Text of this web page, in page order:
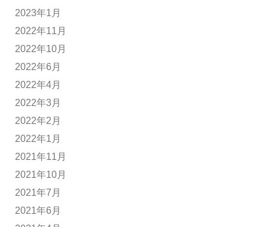
2023年1月
2022年11月
2022年10月
2022年6月
2022年4月
2022年3月
2022年2月
2022年1月
2021年11月
2021年10月
2021年7月
2021年6月